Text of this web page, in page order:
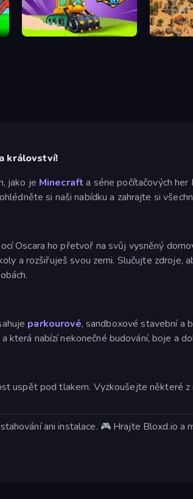
Home Builder 3D Feudal
království!
jako je Minecraft a série počítačových
si naši nabídku a zahrajte si
Oscara ho přetvoř na svůj vysněný
a rozšiřuješ svou zemi. Slučujte zdroje,
parkourové, sandboxové stavební a
nabízí nekonečné budování, boje a
uspět pod tlakem. Vyzkoušejte některé
ani instalace. 🎮 Hrajte Bloxd.io a